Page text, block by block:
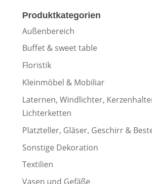
Produktkategorien
Außenbereich
Buffet & sweet table
Floristik
Kleinmöbel & Mobiliar
Laternen, Windlichter,
Lichterketten
Platzteller, Gläser, Geschirr &
Sonstige Dekoration
Textilien
Vasen und Gefäße